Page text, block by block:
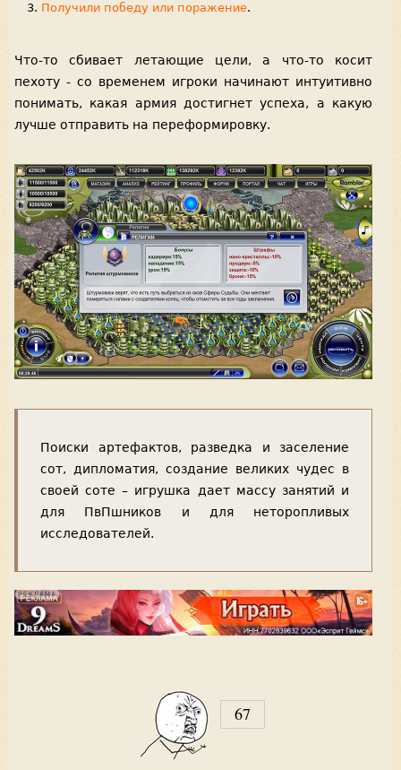
Получили победу или поражение.
Что-то сбивает летающие цели, а что-то косит
пехоту - со временем игроки начинают интуитивно
понимать, какая армия достигнет успеха, а какую
лучше отправить на переформировку.
Поиски артефактов, разведка и заселение
сот, дипломатия, создание великих чудес в
своей соте – игрушка дает массу занятий и
для ПвПшников и для неторопливых
исследователей.
67